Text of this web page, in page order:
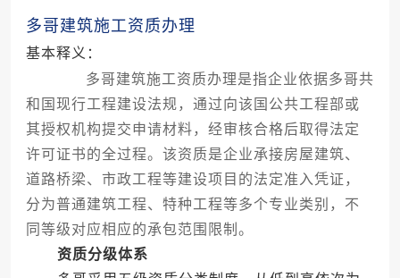
多哥建筑施工资质办理
基本释义：
多哥建筑施工资质办理是指企业依据多哥共
和国现行工程建设法规，通过向该国公共工程部或
其授权机构提交申请材料，经审核合格后取得法定
许可证书的全过程。该资质是企业承接房屋建筑、
道路桥梁、市政工程等建设项目的法定准入凭证，
分为普通建筑工程、特种工程等多个专业类别，不
同等级对应相应的承包范围限制。
资质分级体系